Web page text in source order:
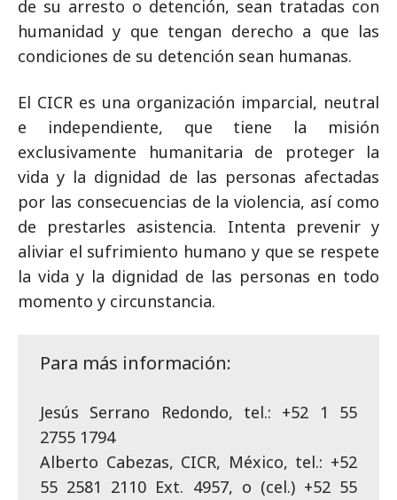
de su arresto o detención, sean tratadas con
humanidad y que tengan derecho a que las
condiciones de su detención sean humanas.
El CICR es una organización imparcial, neutral
e independiente, que tiene la misión
exclusivamente humanitaria de proteger la
vida y la dignidad de las personas afectadas
por las consecuencias de la violencia, así como
de prestarles asistencia. Intenta prevenir y
aliviar el sufrimiento humano y que se respete
la vida y la dignidad de las personas en todo
momento y circunstancia.
Para más información:
Jesús Serrano Redondo, tel.: +52 1 55
2755 1794
Alberto Cabezas, CICR, México, tel.: +52
55 2581 2110 Ext. 4957, o (cel.) +52 55